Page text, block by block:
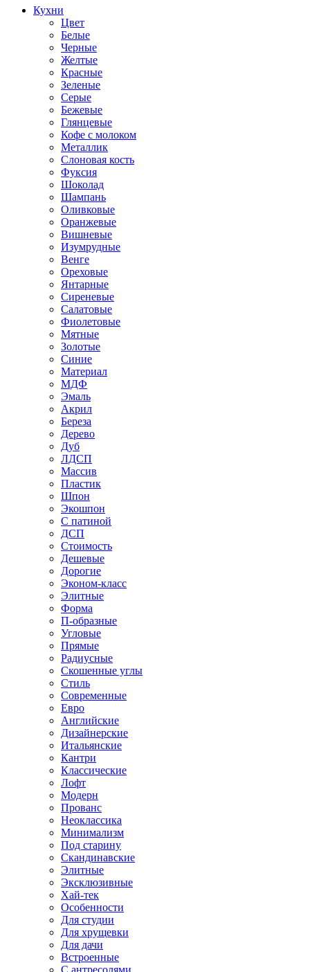
Кухни
Цвет
Белые
Черные
Желтые
Красные
Зеленые
Серые
Бежевые
Глянцевые
Кофе с молоком
Металлик
Слоновая кость
Фуксия
Шоколад
Шампань
Оливковые
Оранжевые
Вишневые
Изумрудные
Венге
Ореховые
Янтарные
Сиреневые
Салатовые
Фиолетовые
Мятные
Золотые
Синие
Материал
МДФ
Эмаль
Акрил
Береза
Дерево
Дуб
ЛДСП
Массив
Пластик
Шпон
Экошпон
С патиной
ДСП
Стоимость
Дешевые
Дорогие
Эконом-класс
Элитные
Форма
П-образные
Угловые
Прямые
Радиусные
Скошенные углы
Стиль
Современные
Евро
Английские
Дизайнерские
Итальянские
Кантри
Классические
Лофт
Модерн
Прованс
Неоклассика
Минимализм
Под старину
Скандинавские
Элитные
Эксклюзивные
Хай-тек
Особенности
Для студии
Для хрущевки
Для дачи
Встроенные
С антресолями